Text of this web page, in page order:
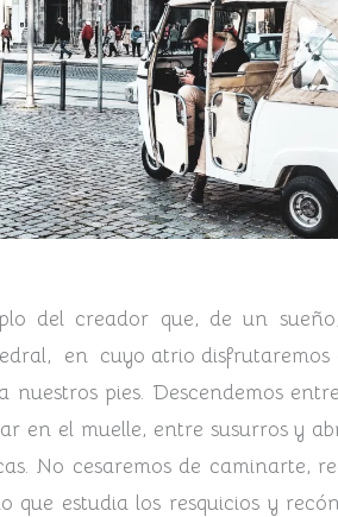
del creador que, de un
en cuyo atrio disfrutaremos
nuestros pies. Descendemos
en el muelle, entre susurros y
No cesaremos de caminarte,
que estudia los resquicios y